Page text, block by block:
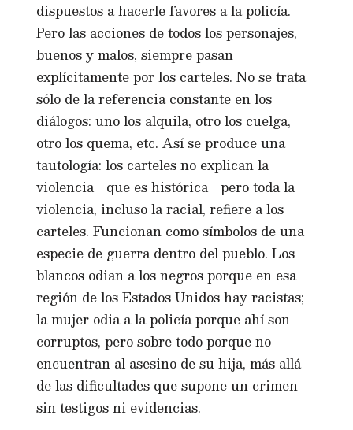
dispuestos a hacerle favores a la policía.
Pero las acciones de todos los personajes,
buenos y malos, siempre pasan
explícitamente por los carteles. No se trata
sólo de la referencia constante en los
diálogos: uno los alquila, otro los cuelga,
otro los quema, etc. Así se produce una
tautología: los carteles no explican la
violencia –que es histórica– pero toda la
violencia, incluso la racial, refiere a los
carteles. Funcionan como símbolos de una
especie de guerra dentro del pueblo. Los
blancos odian a los negros porque en esa
región de los Estados Unidos hay racistas;
la mujer odia a la policía porque ahí son
corruptos, pero sobre todo porque no
encuentran al asesino de su hija, más allá
de las dificultades que supone un crimen
sin testigos ni evidencias.